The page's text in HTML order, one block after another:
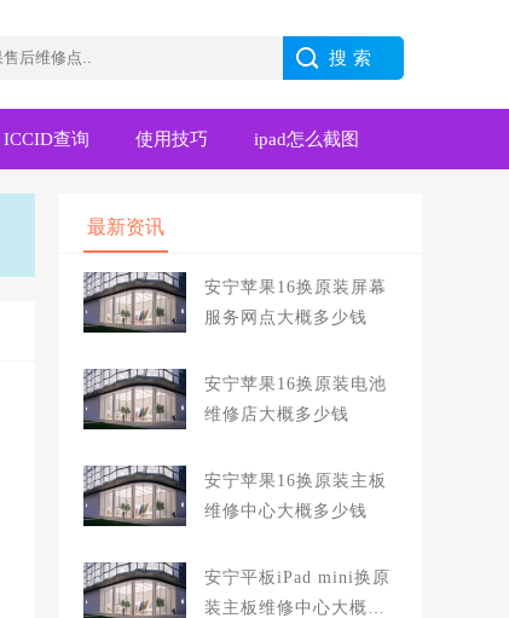
ICCID查询 使用技巧 ipad怎么截图
最新资讯
安宁苹果16换原装屏幕
服务网点大概多少钱
安宁苹果16换原装电池
维修店大概多少钱
安宁苹果16换原装主板
维修中心大概多少钱
安宁平板iPad mini换原
装主板维修中心大概多